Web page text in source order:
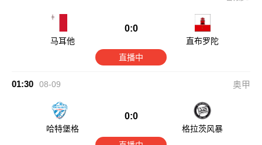
马耳他
0:0
直布罗陀
直播中
01:30 08-09 奥甲
哈特堡格
0:0
格拉茨风暴